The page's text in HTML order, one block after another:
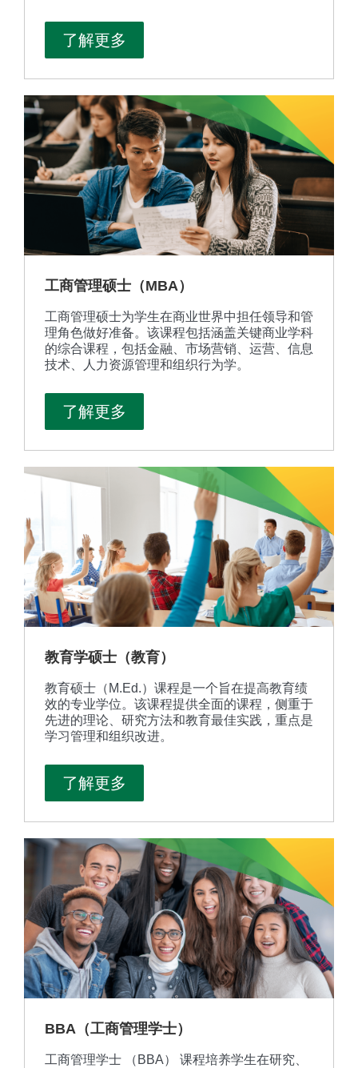
业场所的职业生涯做好准备。研究生院由致力于
将学生发展为行业专业人士的实践艺术家组成。
了解更多
工商管理硕士（MBA）
工商管理硕士为学生在商业世界中担任领导和管
理角色做好准备。该课程包括涵盖关键商业学科
的综合课程，包括金融、市场营销、运营、信息
技术、人力资源管理和组织行为学。
了解更多
教育学硕士（教育）
教育硕士（M.Ed.）课程是一个旨在提高教育绩
效的专业学位。该课程提供全面的课程，侧重于
先进的理论、研究方法和教育最佳实践，重点是
学习管理和组织改进。
了解更多
BBA（工商管理学士）
工商管理学士 （BBA） 课程培养学生在研究、